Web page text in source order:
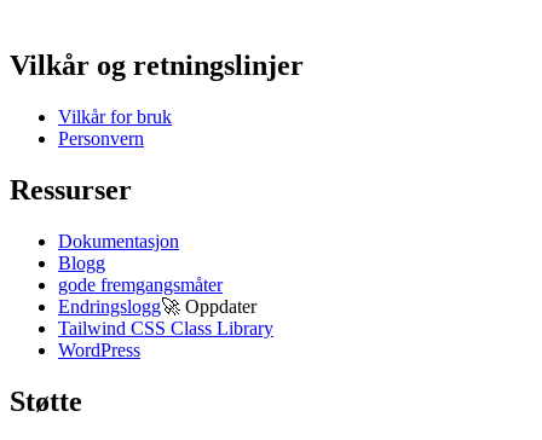
Vilkår og retningslinjer
Vilkår for bruk
Personvern
Ressurser
Dokumentasjon
Blogg
gode fremgangsmåter
Endringslogg🚀 Oppdater
Tailwind CSS Class Library
WordPress
Støtte